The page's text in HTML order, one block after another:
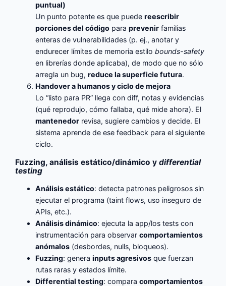
puntual)
Un punto potente es que puedereescribir
porciones del código paraprevenir familias
enteras de vulnerabilidades (p. ej., anotar y
endurecer límites de memoria estilobounds-safety
en librerías donde aplicaba), de modo que no sólo
arregla un bug,reduce la superficie futura.
Handover a humanos y ciclo de mejora
Lo “listo para PR” llega con diff, notas y evidencias
(qué reprodujo, cómo fallaba, qué mide ahora). El
mantenedor revisa, sugiere cambios y decide. El
sistema aprende de ese feedback para el siguiente
ciclo.
Fuzzing, análisis estático/dinámico ydifferential
testing
Análisis estático: detecta patrones peligrosos sin
ejecutar el programa (taint flows, uso inseguro de
APIs, etc.).
Análisis dinámico: ejecuta la app/los tests con
instrumentación para observarcomportamientos
anómalos (desbordes, nulls, bloqueos).
Fuzzing: generainputs agresivos que fuerzan
rutas raras y estados límite.
Differential testing: comparacomportamientos